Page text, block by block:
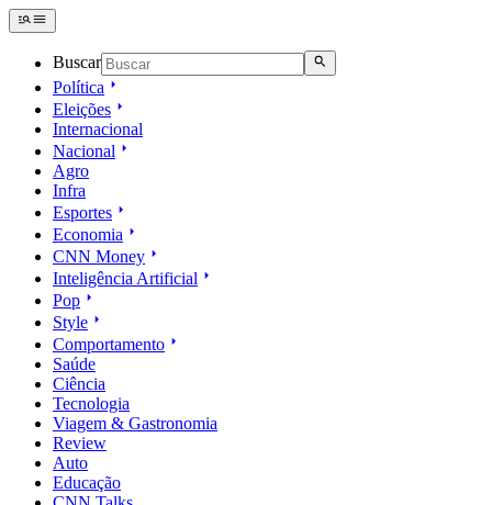
Buscar
Política
Eleições
Internacional
Nacional
Agro
Infra
Esportes
Economia
CNN Money
Inteligência Artificial
Pop
Style
Comportamento
Saúde
Ciência
Tecnologia
Viagem & Gastronomia
Review
Auto
Educação